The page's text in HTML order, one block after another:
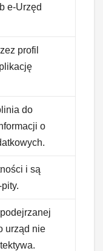
e-Urzęd
profil
do
o
i są
urząd nie